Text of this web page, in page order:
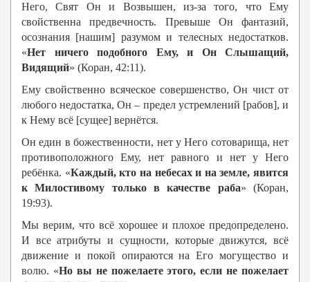
Него, Свят Он и Возвышен, из-за того, что Ему
свойственна предвечность. Превыше Он фантазий,
осознания [нашим] разумом и телесных недостатков.
«Нет ничего подобного Ему, и Он Слышащий,
Видящий» (Коран, 42:11).
Ему свойственно всяческое совершенство, Он чист от
любого недостатка, Он – предел устремлений [рабов], и
к Нему всё [сущее] вернётся.
Он един в божественности, нет у Него сотоварища, нет
противоположного Ему, нет равного и нет у Него
ребёнка. «Каждый, кто на небесах и на земле, явится
к Милостивому только в качестве раба» (Коран,
19:93).
Мы верим, что всё хорошее и плохое предопределено.
И все атрибуты и сущности, которые движутся, всё
движение и покой опираются на Его могущество и
волю. «Но вы не пожелаете этого, если не пожелает